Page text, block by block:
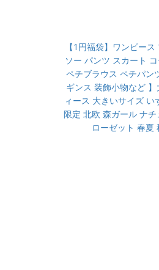
【1円福袋】ワンピー
ソー パンツ スカート
ペチブラウス ペチパン
ギンス 装飾小物など
ィース 大きいサイズ い
限定 北欧 森ガール ナ
ローゼット 春夏